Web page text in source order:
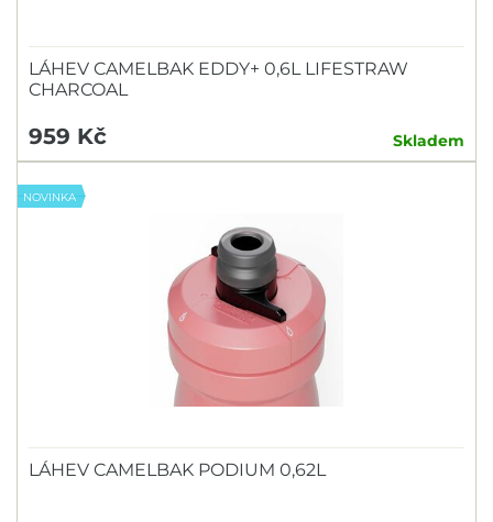
LÁHEV CAMELBAK EDDY+ 0,6L LIFESTRAW
CHARCOAL
959 Kč Skladem
NOVINKA
LÁHEV CAMELBAK PODIUM 0,62L